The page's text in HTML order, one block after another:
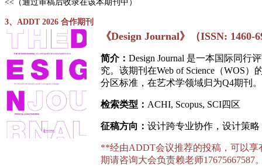
<<（通过审稿后收录在该本期刊中）
3、ADDT 2026 合作期刊
《Design Journal》（ISSN: 1460-
简介： Design Journal 是一本国际同行
究。该期刊在Web of Science（WOS
分区标准，在艺术学领域归为Q4期刊
检索类型： ACHI, Scopus, SCI四区
征稿方向： 设计跨专业协作，设计策
**经由ADDT会议推荐的投稿，可以享
期请咨询大会负责赖老师17675667587